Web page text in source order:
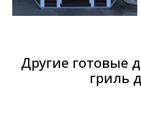
Другие готовые
гриль